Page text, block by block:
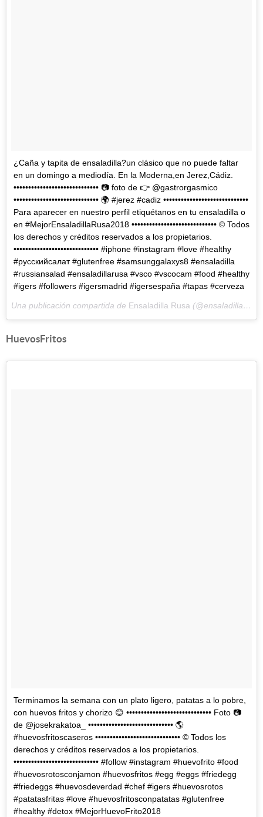
¿Caña y tapita de ensaladilla?un clásico que no puede faltar
en un domingo a mediodía. En la Moderna,en Jerez,Cádiz.
••••••••••••••••••••••••••••• 📷 foto de 👉 @gastrorgasmico
••••••••••••••••••••••••••••• 🌍 #jerez #cadiz •••••••••••••••••••••••••••••
Para aparecer en nuestro perfil etiquétanos en tu ensaladilla o
en #MejorEnsaladillaRusa2018 ••••••••••••••••••••••••••••• © Todos
los derechos y créditos reservados a los propietarios.
••••••••••••••••••••••••••••• #iphone #instagram #love #healthy
#русскийсалат #glutenfree #samsunggalaxys8 #ensaladilla
#russiansalad #ensaladillarusa #vsco #vscocam #food #healthy
#igers #followers #igersmadrid #igersespaña #tapas #cerveza
Una publicación compartida de Ensaladilla Rusa (@ensaladilladiccion) el
HuevosFritos
Terminamos la semana con un plato ligero, patatas a lo pobre,
con huevos fritos y chorizo 😊 ••••••••••••••••••••••••••••• Foto 📷
de @josekrakatoa_ ••••••••••••••••••••••••••••• 🌎
#huevosfritoscaseros ••••••••••••••••••••••••••••• © Todos los
derechos y créditos reservados a los propietarios.
••••••••••••••••••••••••••••• #follow #instagram #huevofrito #food
#huevosrotosconjamon #huevosfritos #egg #eggs #friedegg
#friedeggs #huevosdeverdad #chef #igers #huevosrotos
#patatasfritas #love #huevosfritosconpatatas #glutenfree
#healthy #detox #MejorHuevoFrito2018